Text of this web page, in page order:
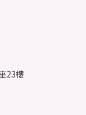
23樓